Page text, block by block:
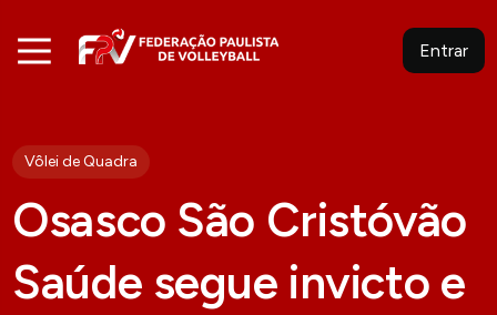
Entrar
Vôlei de Quadra
Osasco São Cristóvão
Saúde segue invicto e